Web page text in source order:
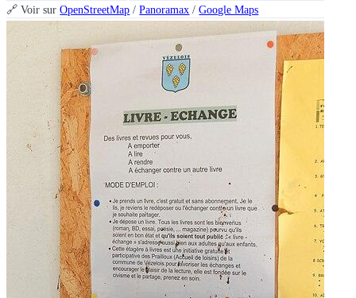
🔗 Voir surOpenStreetMap /Panoramax /Google Maps